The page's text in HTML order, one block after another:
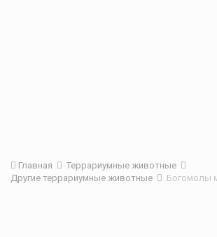
Главная
Террариумные животные
Другие террариумные животные
Богомолы